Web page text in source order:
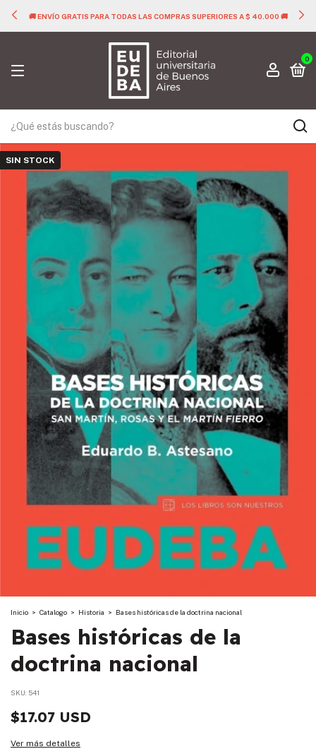
🚚 ENVÍO GRATIS PARA TODAS LAS COMPRAS SUPERIORES A $ 40.000 🚚
0
SIN STOCK
Inicio > Catalogo > Historia > Bases históricas de la doctrina nacional
Bases históricas de la
doctrina nacional
SKU: 541
$17.07 USD
Ver más detalles